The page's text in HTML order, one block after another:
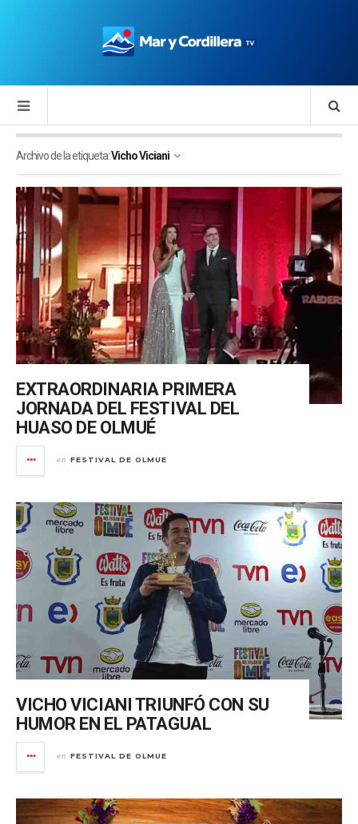
Archivo de la etiqueta:Vicho Viciani
EXTRAORDINARIA PRIMERA
JORNADA DEL FESTIVAL DEL
HUASO DE OLMUÉ
en FESTIVAL DE OLMUE
VICHO VICIANI TRIUNFÓ CON SU
HUMOR EN EL PATAGUAL
en FESTIVAL DE OLMUE